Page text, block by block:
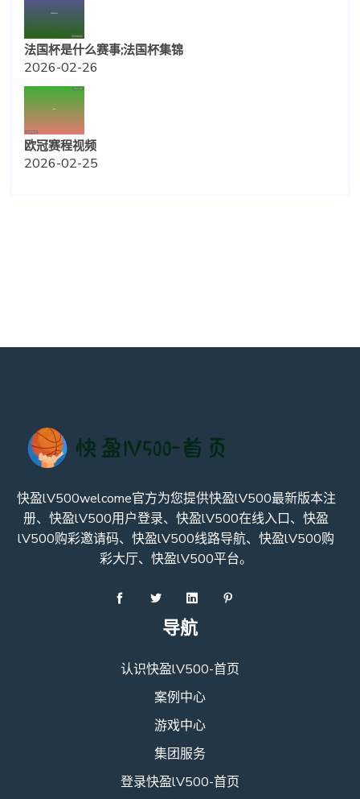
法国杯是什么赛事;法国杯集锦
2026-02-26
欧冠赛程视频
2026-02-25
快盈lV500welcome官方为您提供快盈lV500最新版本注
册、快盈lV500用户登录、快盈lV500在线入口、快盈
lV500购彩邀请码、快盈lV500线路导航、快盈lV500购
彩大厅、快盈lV500平台。
导航
认识快盈lV500-首页
案例中心
游戏中心
集团服务
登录快盈lV500-首页